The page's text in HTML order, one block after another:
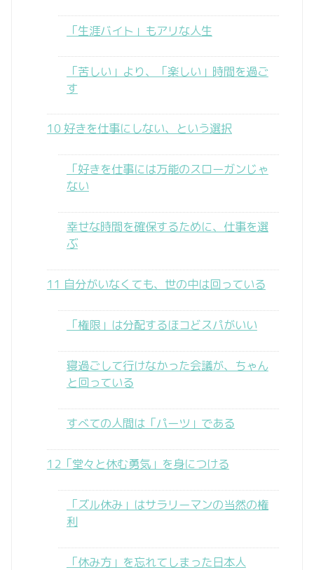
「生涯バイト」もアリな人生
「苦しい」より、「楽しい」時間を過ご
す
10 好きを仕事にしない、という選択
「好きを仕事には万能のスローガンじゃ
ない
幸せな時間を確保するために、仕事を選
ぶ
11 自分がいなくても、世の中は回っている
「権限」は分配するほコどスパがいい
寝過ごして行けなかった会議が、ちゃん
と回っている
すべての人間は「パーツ」である
12「堂々と休む勇気」を身につける
「ズル休み」はサラリーマンの当然の権
利
「休み方」を忘れてしまった日本人